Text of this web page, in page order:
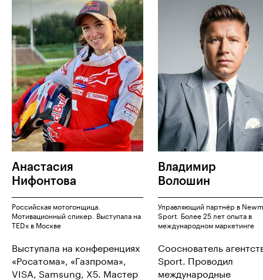
Анастасия
Нифонтова
Российская мотогонщица.
Мотивационный спикер. Выступала на
TEDx в Москве
Выступала на конференциях
«Росатома», «Газпрома»,
VISA, Samsung, X5. Мастер
Владимир
Волошин
Управляющий партнёр в
Sport. Более 25 лет опыта в
международном маркетинге
Сооснователь
Sport. Проводил
международные